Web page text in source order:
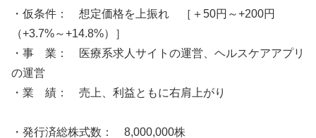
・仮条件： 想定価格を上振れ ［＋50円～+200円
（+3.7%～+14.8%）］
・事 業： 医療系求人サイトの運営、ヘルスケアアプリ
の運営
・業 績： 売上、利益ともに右肩上がり
・発行済総株式数： 8,000,000株